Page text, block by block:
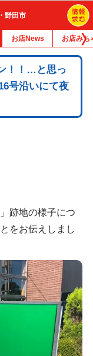
野田市
お店News お店みち
！！…と思っ
号沿いにて夜
跡地の様子につ
をお伝えしまし